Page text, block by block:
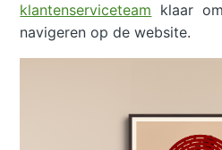
klantenserviceteam klaar
navigeren op de website.